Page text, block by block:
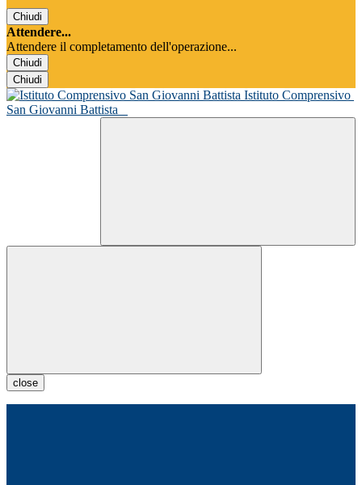
Chiudi
Attendere...
Attendere il completamento dell'operazione...
Chiudi
Chiudi
Istituto Comprensivo
San Giovanni Battista
close